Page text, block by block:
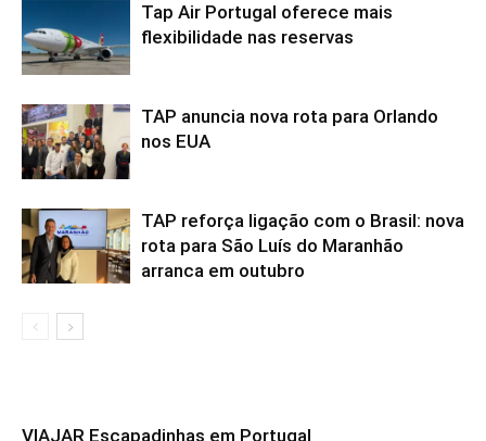
Tap Air Portugal oferece mais
flexibilidade nas reservas
TAP anuncia nova rota para Orlando
nos EUA
TAP reforça ligação com o Brasil: nova
rota para São Luís do Maranhão
arranca em outubro
VIAJAR Escapadinhas em Portugal